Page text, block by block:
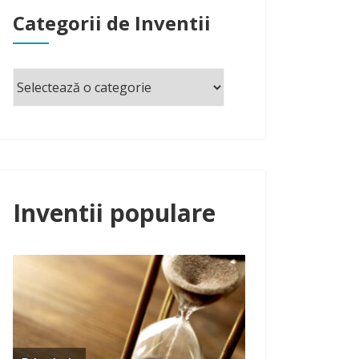
Categorii de Inventii
Inventii populare